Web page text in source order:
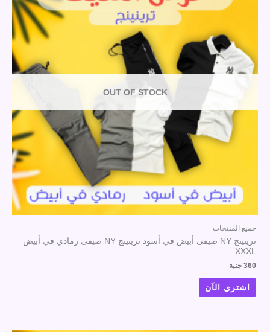
OUT OF STOCK
جميع المنتجات
ترينينج NY صيفى أبيض في أسود ترينينج NY صيفى رمادي في أبيض
XXXL
360 جنية
اشتري الآن